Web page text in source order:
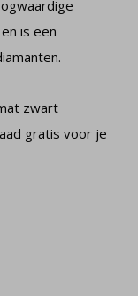
is een
zwart
gratis voor je